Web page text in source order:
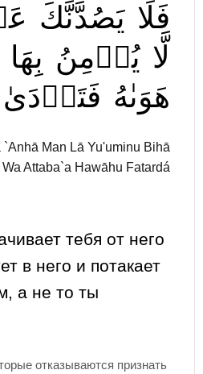
فَلَا يَصُدَّنَّكَ
لَّا يُؤۡمِنُ بِهَا
هَوَىٰهُ فَتَرۡدَىٰ
Man Lā Yu'uminu Bihā
Wa Attaba`a Hawāhu Fatardá
тебя от него
в него и потакает
а не то ты
отказываются признать